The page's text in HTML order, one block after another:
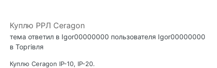
Куплю РРЛ Ceragon
тема ответил в Igor00000000 пользователя Igor00000000
в Торгівля
Куплю Ceragon IP-10, IP-20.